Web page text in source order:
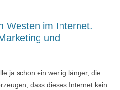
Westen im Internet.
und
ja schon ein wenig länger, die
dass dieses Internet kein